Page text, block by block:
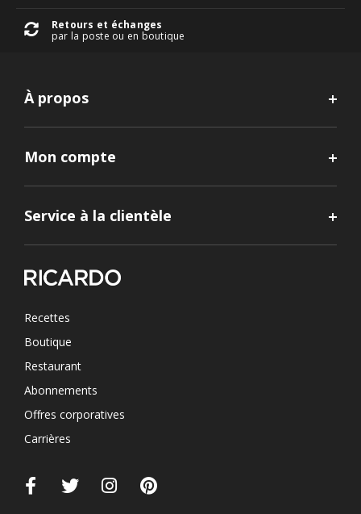
Retours et échanges
par la poste ou en boutique
À propos
Mon compte
Service à la clientèle
Recettes
Boutique
Restaurant
Abonnements
Offres corporatives
Carrières